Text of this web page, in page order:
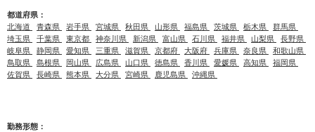
都道府県：
北海道
青森県 岩手県 宮城県 秋田県 山形県 福島県 茨城県 栃木県
群馬県
埼玉県
千葉県 東京都 神奈川県 新潟県 富山県 石川県 福井県 山梨県
長野県
岐阜県
静岡県 愛知県 三重県 滋賀県 京都府 大阪府 兵庫県 奈良県
和歌山県
鳥取県
島根県 岡山県 広島県 山口県 徳島県 香川県 愛媛県 高知県
福岡県
佐賀県
長崎県 熊本県 大分県 宮崎県 鹿児島県 沖縄県
勤務形態：